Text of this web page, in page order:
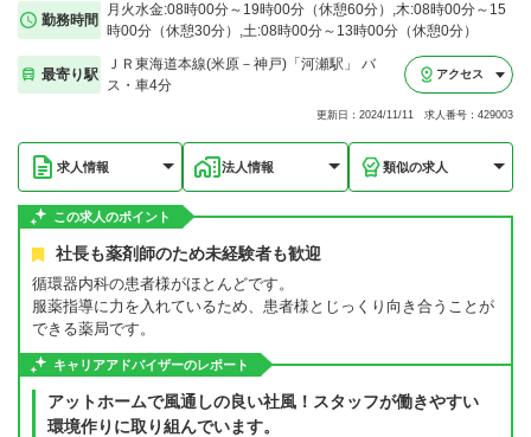
勤務時間
月火水金:08時00分～19時00分（休憩60分）,木:08時00分～15
時00分（休憩30分）,土:08時00分～13時00分（休憩0分）
最寄り駅
ＪＲ東海道本線(米原－神戸)「河瀬駅」 バ
ス・車4分
アクセス
更新日：2024/11/11 求人番号：429003
求人情報 法人情報 類似の求人
この求人のポイント
社長も薬剤師のため未経験者も歓迎
循環器内科の患者様がほとんどです。
服薬指導に力を入れているため、患者様とじっくり向き合うことが
できる薬局です。
キャリアアドバイザーのレポート
アットホームで風通しの良い社風！スタッフが働きやすい
環境作りに取り組んでいます。